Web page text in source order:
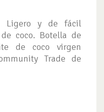
Ligero y de fácil
coco. Botella de
de coco virgen
Trade de